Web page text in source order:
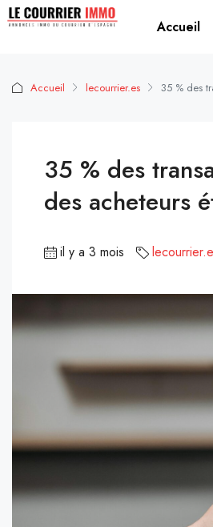
Accueil
Accueil lecourrier.es 35 % des
35 % des
des acheteurs
il y a 3 mois